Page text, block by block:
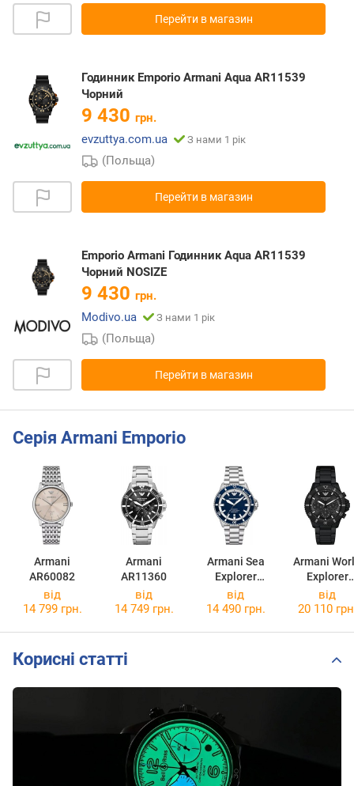
Перейти в магазин
Годинник Emporio Armani Aqua AR11539
Чорний
9 430 грн.
evzuttya.com.ua
З нами 1 рік
(Польща)
Перейти в магазин
Emporio Armani Годинник Aqua AR11539
Чорний NOSIZE
9 430 грн.
Modivo.ua
З нами 1 рік
(Польща)
Перейти в магазин
Серія Armani Emporio
Armani
AR60082
Armani
AR11360
Armani Sea
Explorer
AR60079
Armani
Explorer
AR11784
від
14 799 грн.
від
14 749 грн.
від
14 490 грн.
від
20 110
Корисні статті